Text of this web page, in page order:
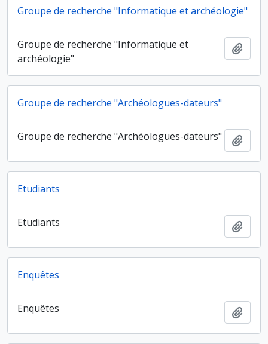
Groupe de recherche "Informatique et archéologie"
Groupe de recherche "Informatique et
archéologie"
Groupe de recherche "Archéologues-dateurs"
Groupe de recherche "Archéologues-dateurs"
Etudiants
Etudiants
Enquêtes
Enquêtes